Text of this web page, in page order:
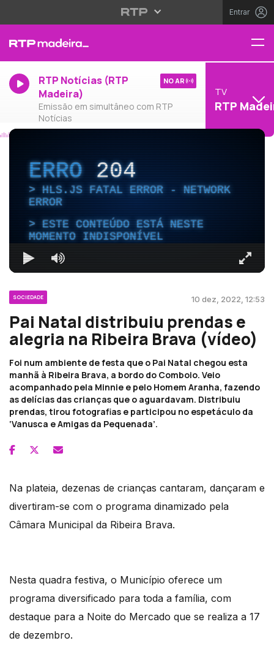
Entrar
RTP Notícias (RTP
Madeira)
Emissão em simultâneo com RTP
Notícias
NO AR
TV
RTP
ERRO204
HLS.JS FATAL ERROR - NETWORK
ERROR
ESTE CONTEÚDO ESTÁ NESTE
MOMENTO INDISPONÍVEL
SOCIEDADE 10 dez, 2022, 12:53
Pai Natal distribuiu prendas e
alegria na Ribeira Brava (vídeo)
Foi num ambiente de festa que o Pai Natal chegou esta
manhã à Ribeira Brava, a bordo do Comboio. Veio
acompanhado pela Minnie e pelo Homem Aranha, fazendo
as delícias das crianças que o aguardavam. Distribuiu
prendas, tirou fotografias e participou no espetáculo da
‘Vanusca e Amigas da Pequenada’.
Na plateia, dezenas de crianças cantaram, dançaram e
divertiram-se com o programa dinamizado pela
Câmara Municipal da Ribeira Brava.
Nesta quadra festiva, o Município oferece um
programa diversificado para toda a família, com
destaque para a Noite do Mercado que se realiza a 17
de dezembro.